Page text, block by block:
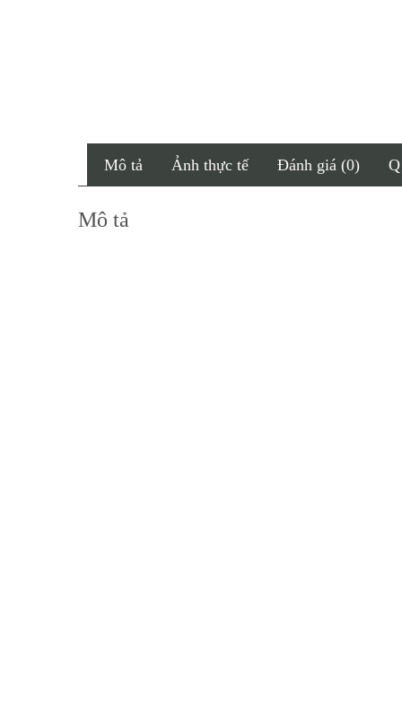
Mô tả Ảnh thực tế Đánh giá (0)
Mô tả